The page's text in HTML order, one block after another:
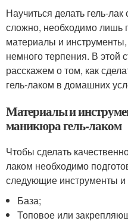
Научиться делать гель-
сложно, необходимо лишь
материалы и
немного терпения. В этой
расскажем о том, как
гель-лаком в домашних
Материалы и
маникюра гель-лаком
Чтобы сделать
лаком необходимо
следующие инструменты
База;
Топовое или